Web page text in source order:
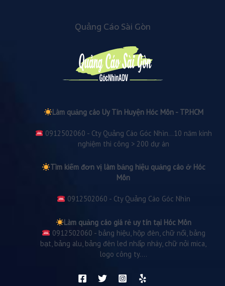
Quảng Cáo Sài Gòn
Làm quảng cáo Uy Tín Huyện Hóc Môn - TP.HCM
0912502060 - Cty Quảng Cáo Góc Nhìn...10 năm kinh
nghiệm thi công > 200 dự án
Tìm kiếm đơn vị làm bảng hiệu quảng cáo ở Hóc
Môn
0912502060 - Cty Quảng Cáo Góc Nhìn
Làm quảng cáo giá rẻ uy tín tại Hóc Môn
0912502060 - bảng hiệu, hộp đèn, chữ nổi, bảng
bạt, bảng alu, bảng đèn led nhấp nháy, chữ nỏi mica,
logo công ty....